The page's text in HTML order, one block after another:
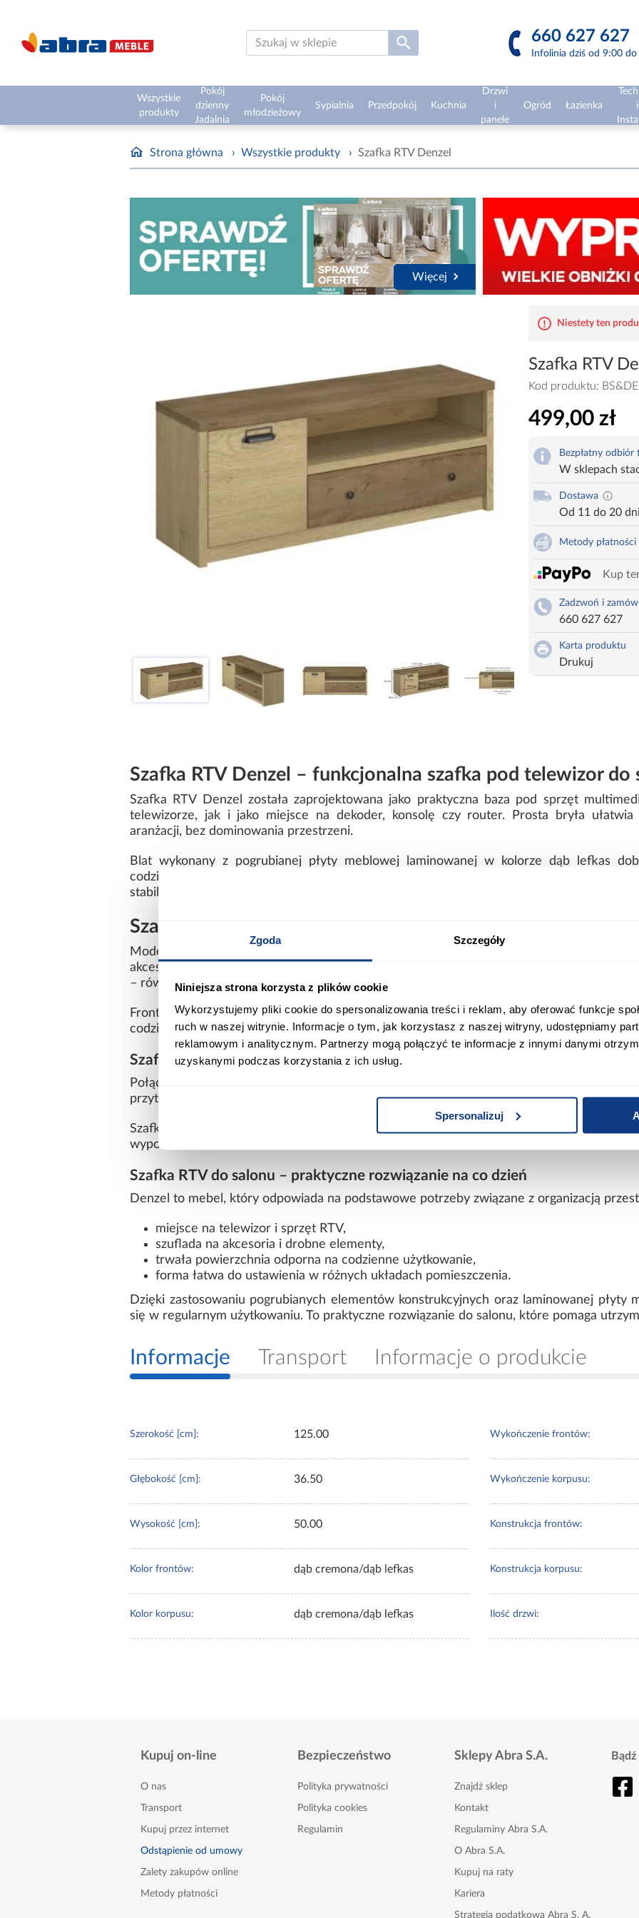
Zgoda Szczegóły
Niniejsza strona korzysta z plików cookie
Wykorzystujemy pliki cookie do spersonalizowania treści i reklam, aby oferować funkcje
ruch w naszej witrynie. Informacje o tym, jak korzystasz z naszej witryny, udostępniamy
reklamowym i analitycznym. Partnerzy mogą połączyć te informacje z innymi danymi
uzyskanymi podczas korzystania z ich usług.
Spersonalizuj
660 627 627
Infolinia dziś od 9:00
Wszystkie
produkty
Pokój
dzienny
Jadalnia
Pokój
młodzieżowy
Sypialnia Przedpokój Kuchnia
Drzwi
i
panele
Ogród Łazienka
i
Strona główna › Wszystkie produkty › Szafka RTV Denzel
Więcej
Niestety ten
Szafka RTV
Kod produktu:
499,00 zł
Bezpłatny odbiór
W sklepach
Dostawa
Od 11 do 20
Metody płatności
Kup
Zadzwoń i zamów
660 627 627
Karta produktu
Drukuj
Szafka RTV Denzel – funkcjonalna szafka pod telewizor do
Szafka RTV Denzel została zaprojektowana jako praktyczna baza pod sprzęt
telewizorze, jak i jako miejsce na dekoder, konsolę czy router. Prosta bryła
aranżacji, bez dominowania przestrzeni.
Blat wykonany z pogrubianej płyty meblowej laminowanej w kolorze dąb lefkas
codziennym użytkowaniem. Można bez obaw ustawić na nim telewizor oraz dodatkowe
stabilność i estetyczny wygląd.
Szafka pod telewizor z szufladą – wygodne
Model Denzel został wyposażony w praktyczną szufladę, która pozwala
akcesoria. Szuflada pracuje na prowadnicach kulkowych z pełnym wysuwem, co
– również tej znajdującej się z tyłu.
Fronty wykonane z laminowanej płyty meblowej są odporne na zabrudzenia i łatwe
codziennym użytkowaniu strefy RTV. Metalowe uchwyty zwiększają trwałość elementów
Szafka RTV dąb lefkas / dąb cremona – spójna estetyka wnętrza
Połączenie wyrazistego dekoru dąb lefkas na blacie z jaśniejszym dąb cremona na
przytłacza wnętrza. Taka kolorystyka dobrze komponuje się z nowoczesnymi, loftowymi
Szafka może być częścią większego zestawu mebli z kolekcji Denzel lub
wyposażenia salonu.
Szafka RTV do salonu – praktyczne rozwiązanie na co dzień
Denzel to mebel, który odpowiada na podstawowe potrzeby związane z organizacją
miejsce na telewizor i sprzęt RTV,
szuflada na akcesoria i drobne elementy,
trwała powierzchnia odporna na codzienne użytkowanie,
forma łatwa do ustawienia w różnych układach pomieszczenia.
Dzięki zastosowaniu pogrubianych elementów konstrukcyjnych oraz laminowanej płyty
się w regularnym użytkowaniu. To praktyczne rozwiązanie do salonu, które pomaga
Informacje Transport Informacje o produkcie
Szerokość [cm]: 125.00
Głębokość [cm]: 36.50
Wysokość [cm]: 50.00
Kolor frontów: dąb cremona/dąb lefkas
Kolor korpusu: dąb cremona/dąb lefkas
Wykończenie frontów:
Wykończenie korpusu:
Konstrukcja frontów:
Konstrukcja korpusu:
Ilość drzwi:
Kupuj on-line
O nas
Transport
Kupuj przez internet
Odstąpienie od umowy
Zalety zakupów online
Metody płatności
Bezpieczeństwo
Polityka prywatności
Polityka cookies
Regulamin
Sklepy Abra S.A.
Znajdź sklep
Kontakt
Regulaminy Abra S.A.
O Abra S.A.
Kupuj na raty
Kariera
Strategia podatkowa Abra S. A.